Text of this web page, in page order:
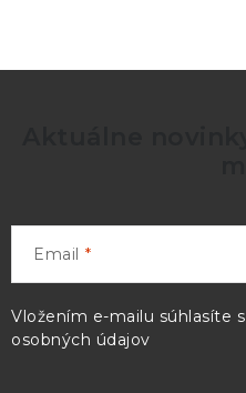
Email
Vložením e-mailu súhlasíte s
osobných údajov